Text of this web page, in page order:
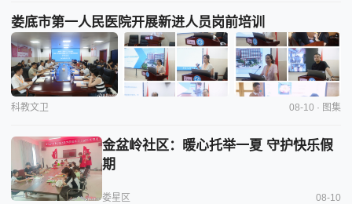
娄底市第一人民医院开展新进人员岗前培训
科教文卫 08-10 · 图集
金盆岭社区：暖心托举一夏 守护快乐假
期
娄星区 08-10